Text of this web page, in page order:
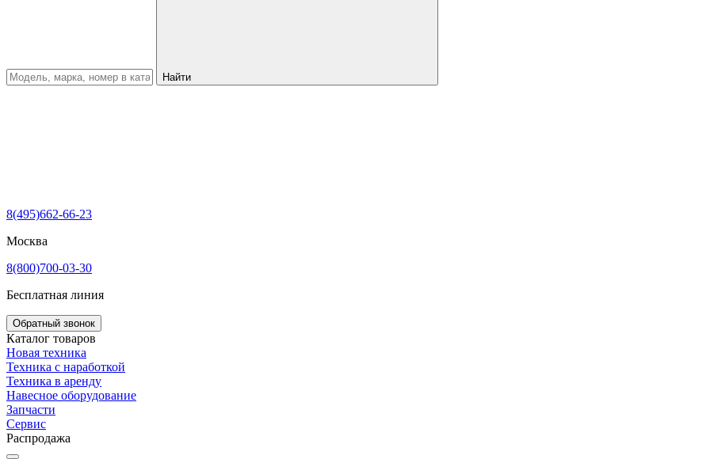
Найти
8(495)662-66-23
Москва
8(800)700-03-30
Бесплатная линия
Обратный звонок
Каталог товаров
Новая техника
Техника с наработкой
Техника в аренду
Навесное оборудование
Запчасти
Сервис
Распродажа